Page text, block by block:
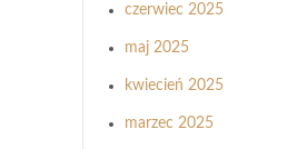
czerwiec 2025
maj 2025
kwiecień 2025
marzec 2025